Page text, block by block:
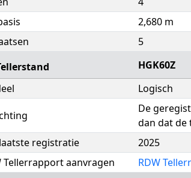
2,680 m
5
HGK60Z
Logisch
De
dan dat de
registratie
2025
Tellerrapport aanvragen
RDW